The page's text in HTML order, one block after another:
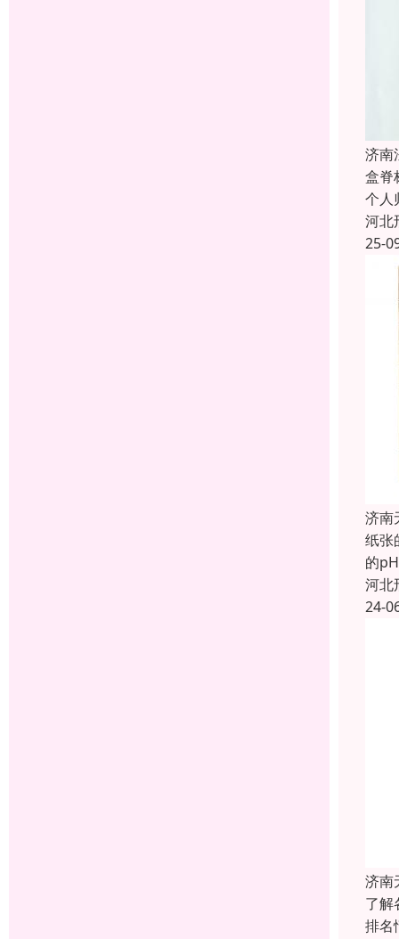
济南
盒脊
个人
河北
25-
济南
纸张
的
河北
24-
济南
了解
排名